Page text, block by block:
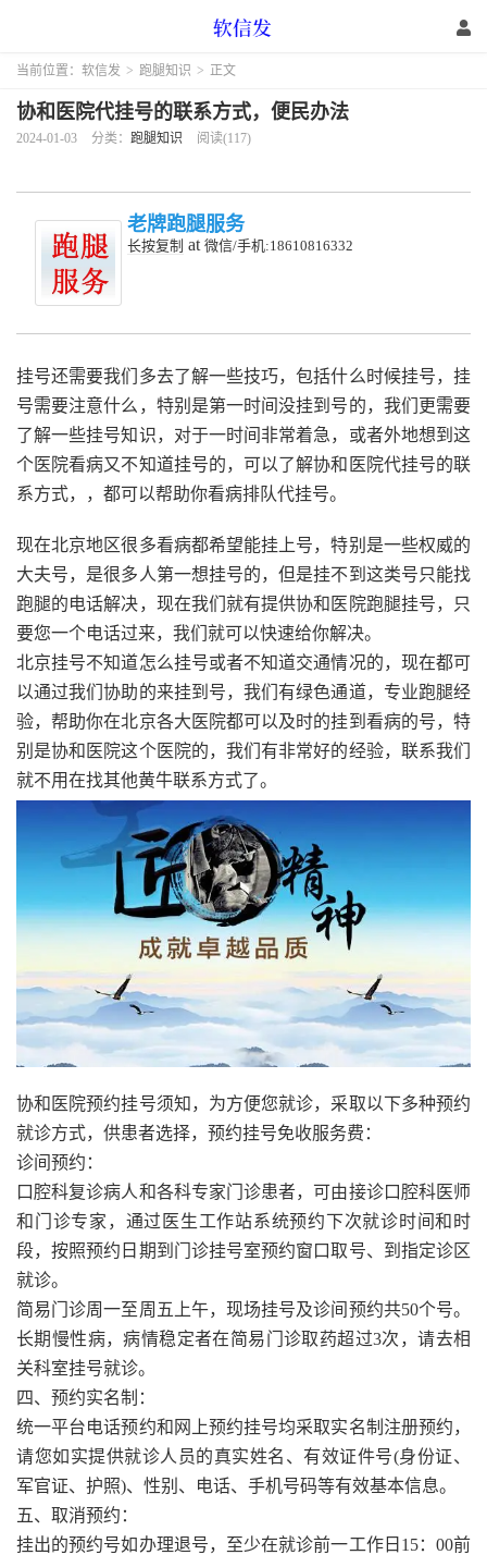
当前位置： 软信发 > 跑腿知识 > 正文
协和医院代挂号的联系方式，便民办法
2024-01-03 分类： 跑腿知识 阅读(117)
老牌跑腿服务
长按复制 at 微信/手机:18610816332
挂号还需要我们多去了解一些技巧，包括什么时候挂号，挂
号需要注意什么，特别是第一时间没挂到号的，我们更需要
了解一些挂号知识，对于一时间非常着急，或者外地想到这
个医院看病又不知道挂号的，可以了解协和医院代挂号的联
系方式，，都可以帮助你看病排队代挂号。
现在北京地区很多看病都希望能挂上号，特别是一些权威的
大夫号，是很多人第一想挂号的，但是挂不到这类号只能找
跑腿的电话解决，现在我们就有提供协和医院跑腿挂号，只
要您一个电话过来，我们就可以快速给你解决。
北京挂号不知道怎么挂号或者不知道交通情况的，现在都可
以通过我们协助的来挂到号，我们有绿色通道，专业跑腿经
验，帮助你在北京各大医院都可以及时的挂到看病的号，特
别是协和医院这个医院的，我们有非常好的经验，联系我们
就不用在找其他黄牛联系方式了。
协和医院预约挂号须知，为方便您就诊，采取以下多种预约
就诊方式，供患者选择，预约挂号免收服务费：
诊间预约：
口腔科复诊病人和各科专家门诊患者，可由接诊口腔科医师
和门诊专家，通过医生工作站系统预约下次就诊时间和时
段，按照预约日期到门诊挂号室预约窗口取号、到指定诊区
就诊。
简易门诊周一至周五上午，现场挂号及诊间预约共50个号。
长期慢性病，病情稳定者在简易门诊取药超过3次，请去相
关科室挂号就诊。
四、预约实名制：
统一平台电话预约和网上预约挂号均采取实名制注册预约，
请您如实提供就诊人员的真实姓名、有效证件号(身份证、
军官证、护照)、性别、电话、手机号码等有效基本信息。
五、取消预约：
挂出的预约号如办理退号，至少在就诊前一工作日15：00前